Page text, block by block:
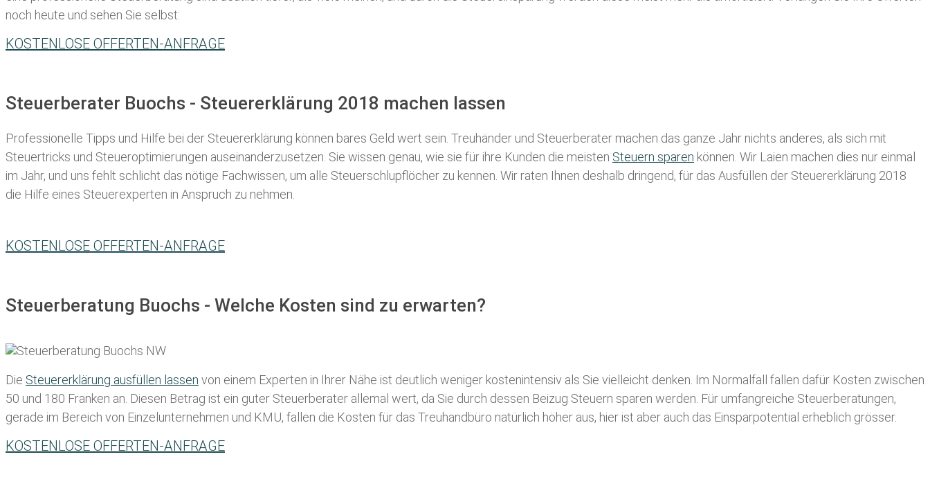
noch heute und sehen Sie selbst:
KOSTENLOSE OFFERTEN-ANFRAGE
Steuerberater Buochs - Steuererklärung 2018 machen lassen
Professionelle Tipps und Hilfe bei der Steuererklärung können bares Geld wert sein. Treuhänder und Steuerberater machen das ganze Jahr nichts anderes, als sich mit
Steuertricks und Steueroptimierungen auseinanderzusetzen. Sie wissen genau, wie sie für ihre Kunden die meisten Steuern sparen können. Wir Laien machen dies nur einmal
im Jahr, und uns fehlt schlicht das nötige Fachwissen, um alle Steuerschlupflöcher zu kennen. Wir raten Ihnen deshalb dringend, für das Ausfüllen der Steuererklärung 2018
die Hilfe eines Steuerexperten in Anspruch zu nehmen.
KOSTENLOSE OFFERTEN-ANFRAGE
Steuerberatung Buochs - Welche Kosten sind zu erwarten?
Die Steuererklärung ausfüllen lassen von einem Experten in Ihrer Nähe ist deutlich weniger kostenintensiv als Sie vielleicht denken. Im Normalfall fallen dafür Kosten zwischen
50 und 180 Franken an. Diesen Betrag ist ein guter Steuerberater allemal wert, da Sie durch dessen Beizug Steuern sparen werden. Für umfangreiche Steuerberatungen,
gerade im Bereich von Einzelunternehmen und KMU, fallen die Kosten für das Treuhandbüro natürlich höher aus, hier ist aber auch das Einsparpotential erheblich grösser.
KOSTENLOSE OFFERTEN-ANFRAGE